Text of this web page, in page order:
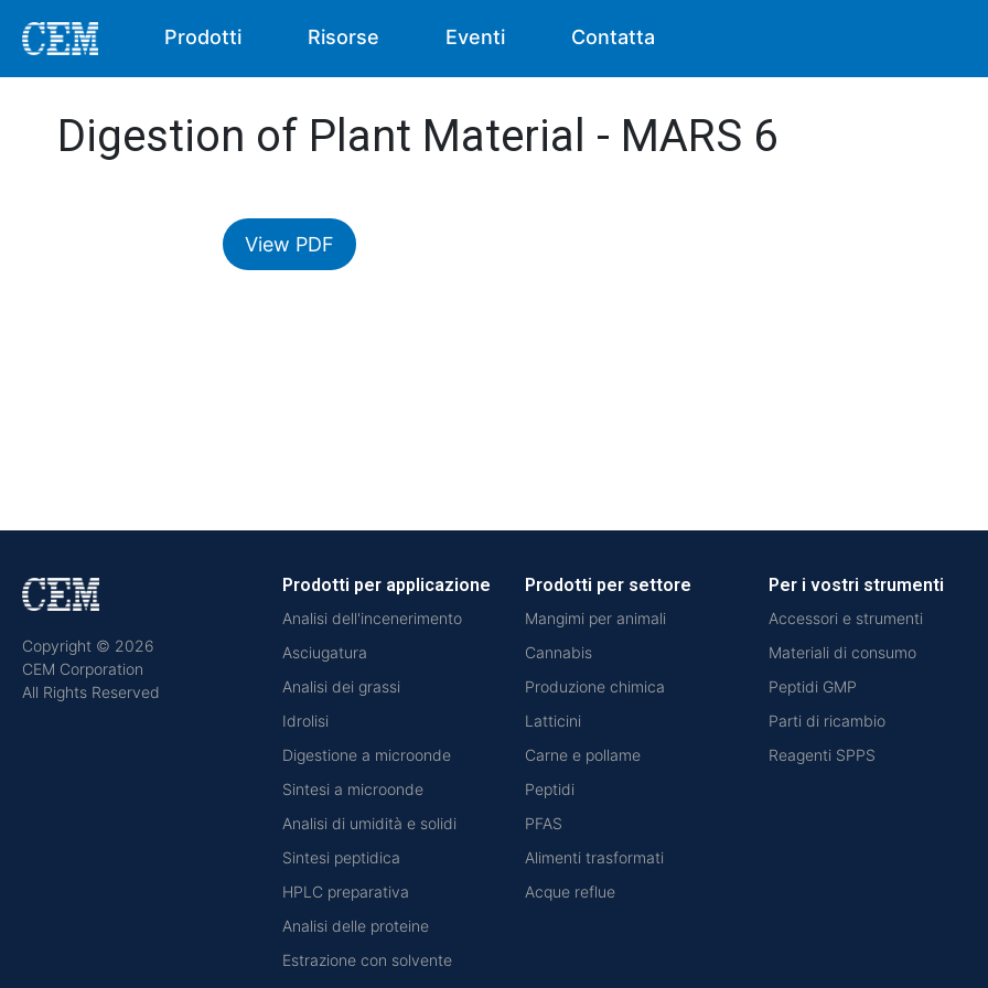
Prodotti Risorse Eventi Contatta
Digestion of Plant Material - MARS 6
View PDF
Copyright © 2026
CEM Corporation
All Rights Reserved
Prodotti per applicazione
Analisi dell'incenerimento
Asciugatura
Analisi dei grassi
Idrolisi
Digestione a microonde
Sintesi a microonde
Analisi di umidità e solidi
Sintesi peptidica
HPLC preparativa
Analisi delle proteine
Estrazione con solvente
Prodotti per settore
Mangimi per animali
Cannabis
Produzione chimica
Latticini
Carne e pollame
Peptidi
PFAS
Alimenti trasformati
Acque reflue
Per i vostri strumenti
Accessori e strumenti
Materiali di consumo
Peptidi GMP
Parti di ricambio
Reagenti SPPS